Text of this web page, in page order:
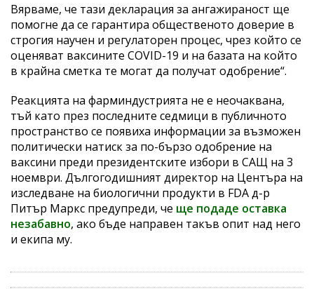
Вярваме, че тази декларация за ангажираност ще
помогне да се гарантира общественото доверие в
строгия научен и регулаторен процес, чрез който се
оценяват ваксините COVID-19 и на базата на който
в крайна сметка те могат да получат одобрение“.
Реакцията на фарминдустрията не е неочаквана,
тъй като през последните седмици в публичното
пространство се появиха информации за възможен
политически натиск за по-бързо одобрение на
ваксини преди президентските избори в САЩ на 3
ноември. Дългогодишният директор на Центъра на
изследване на биологични продукти в FDA д-р
Питър Маркс предупреди, че ще подаде оставка
незабавно, ако бъде направен такъв опит над него
и екипа му.